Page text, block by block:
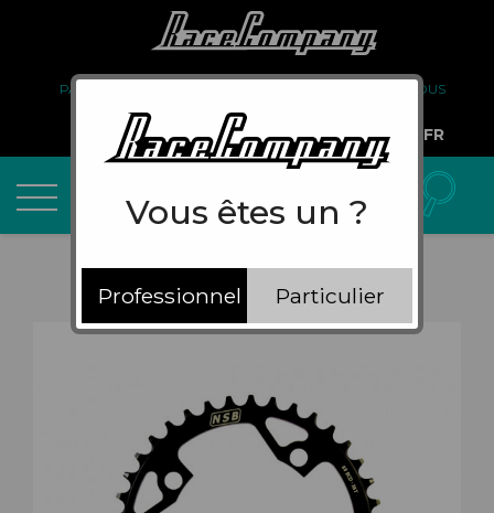
PARTENARIAT
À PROPOS DE NOUS
COMPTE PRO
FR
Vous êtes un ?
Professionnel Particulier